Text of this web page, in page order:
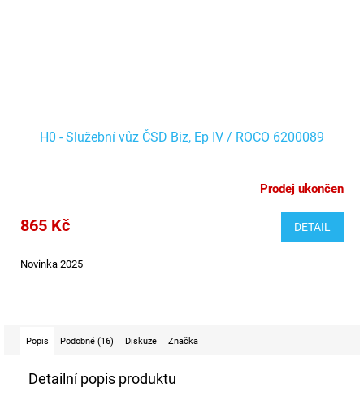
H0 - Služební vůz ČSD Biz, Ep IV / ROCO 6200089
Prodej ukončen
865 Kč DETAIL
Novinka 2025
Popis Podobné (16) Diskuze Značka
Detailní popis produktu